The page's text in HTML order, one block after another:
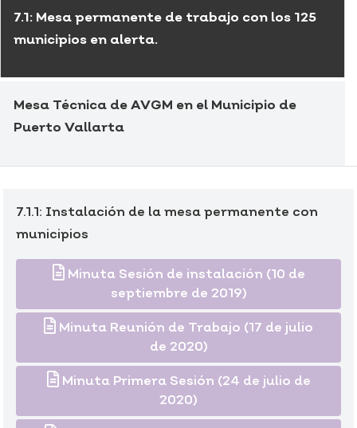
7.1: Mesa permanente de trabajo con los 125
municipios en alerta.
Mesa Técnica de AVGM en el Municipio de
Puerto Vallarta
7.1.1: Instalación de la mesa permanente con
municipios
Minuta Sesión de instalación (10 de
septiembre de 2019)
Minuta Reunión de Trabajo (17 de julio
de 2020)
Minuta Primera Sesión (24 de julio de
2020)